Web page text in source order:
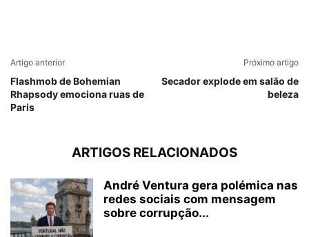
Artigo anterior
Flashmob de Bohemian
Rhapsody emociona ruas de
Paris
Próximo artigo
Secador explode em salão de
beleza
ARTIGOS RELACIONADOS
André Ventura gera polémica nas
redes sociais com mensagem
sobre corrupção...